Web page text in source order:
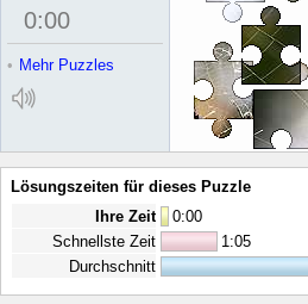
0:00
• Mehr Puzzles
Lösungszeiten für dieses Puzzle
Ihre Zeit
0:00
Schnellste Zeit
1:05
Durchschnitt